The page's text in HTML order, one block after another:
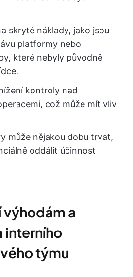
skryté náklady, jako jsou
platformy nebo
které nebyly původně
kontroly nad
což může mít vliv
může nějakou dobu trvat,
oddálit účinnost
výhodám a
interního
týmu